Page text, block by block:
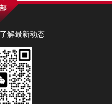
解最新动态